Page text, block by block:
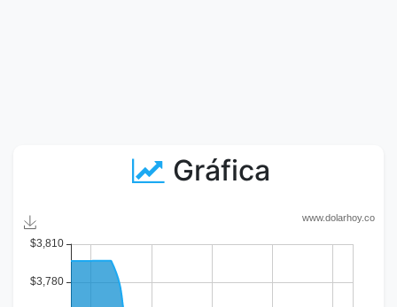
Gráfica